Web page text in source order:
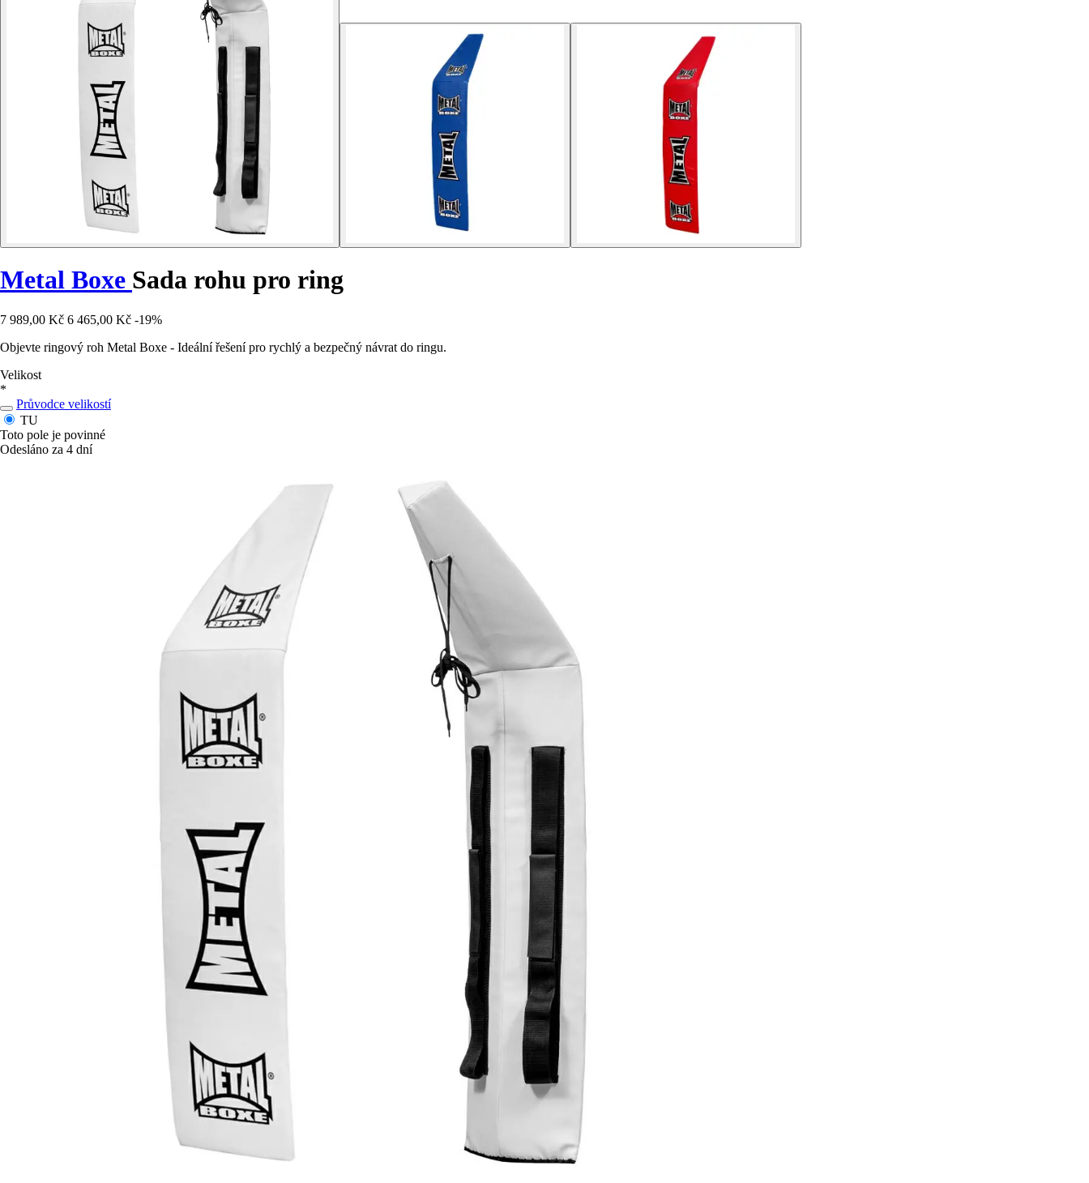
Metal Boxe Sada rohu pro ring
7 989,00 Kč 6 465,00 Kč -19%
Objevte ringový roh Metal Boxe - Ideální řešení pro rychlý a bezpečný návrat do ringu.
Velikost
*
Průvodce velikostí
TU
Toto pole je povinné
Odesláno za 4 dní